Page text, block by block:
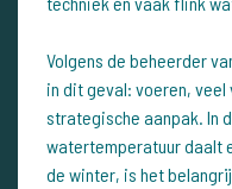
Volgens de beheerder
in dit geval: voeren,
strategische aanpak. In
watertemperatuur daalt
de winter, is het